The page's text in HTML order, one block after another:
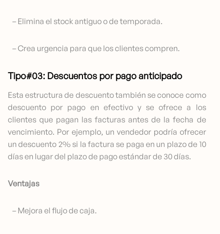
– Elimina el stock antiguo o de temporada.
– Crea urgencia para que los clientes compren.
Tipo#03: Descuentos por pago anticipado
Esta estructura de descuento también se conoce como
descuento por pago en efectivo y se ofrece a los
clientes que pagan las facturas antes de la fecha de
vencimiento. Por ejemplo, un vendedor podría ofrecer
un descuento 2% si la factura se paga en un plazo de 10
días en lugar del plazo de pago estándar de 30 días.
Ventajas
– Mejora el flujo de caja.